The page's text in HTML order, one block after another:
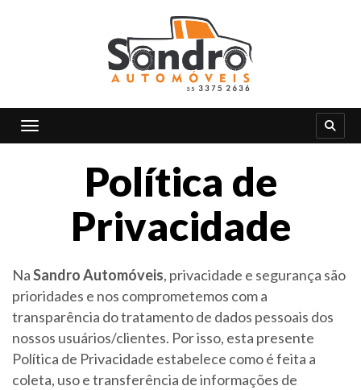
Toggle navigation
Política de
Privacidade
NaSandro Automóveis, privacidade e segurança são
prioridades e nos comprometemos com a
transparência do tratamento de dados pessoais dos
nossos usuários/clientes. Por isso, esta presente
Política de Privacidade estabelece como é feita a
coleta, uso e transferência de informações de